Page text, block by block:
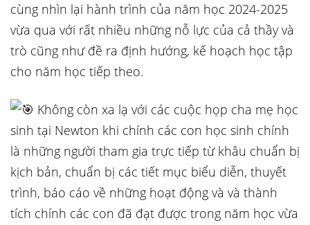
cùng nhìn lại hành trình của năm học 2024-2025
vừa qua với rất nhiều những nỗ lực của cả thầy và
trò cũng như đề ra định hướng, kế hoạch học tập
cho năm học tiếp theo.
Không còn xa lạ với các cuộc họp cha mẹ học
sinh tại Newton khi chính các con học sinh chính
là những người tham gia trực tiếp từ khâu chuẩn bị
kịch bản, chuẩn bị các tiết mục biểu diễn, thuyết
trình, báo cáo về những hoạt động và và thành
tích chính các con đã đạt được trong năm học vừa